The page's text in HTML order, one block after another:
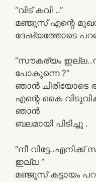
“വിട് കവി ..”
മഞ്ജുസ് എന്റെ
ദേഷ്യത്തോടെ
“സൗകര്യം
പോകുന്നെ ?”
ഞാൻ ചിരിയോടെ
എന്റെ കൈ
ഞാൻ
ബലമായി പിടിച്ചു .
“നീ
ഇല്ല ”
മഞ്ജുസ് കട്ടായം